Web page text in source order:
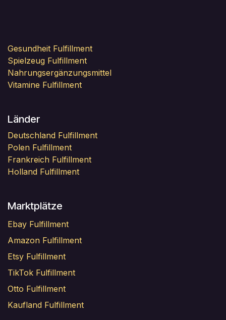
Gesundheit Fulfillment
Spielzeug Fulfillment
Nahrungsergänzungsmittel
Vitamine Fulfillment
Länder
Deutschland Fulfillment
Polen Fulfillment
Frankreich Fulfillment
Holland Fulfillment
Marktplätze
Ebay Fulfillment
Amazon Fulfillment
Etsy Fulfillment
TikTok Fulfillment
Otto Fulfillment
Kaufland Fulfillment